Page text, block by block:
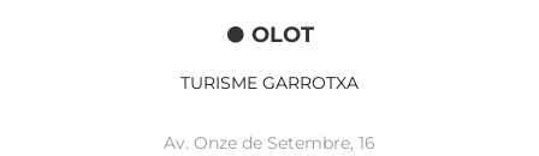
OLOT
TURISME GARROTXA
Av. Onze de Setembre, 16